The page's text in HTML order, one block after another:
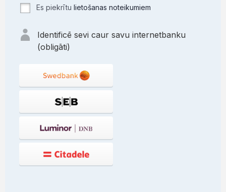
Es piekrītu lietošanas noteikumiem
Identificē sevi caur savu internetbanku
(obligāti)